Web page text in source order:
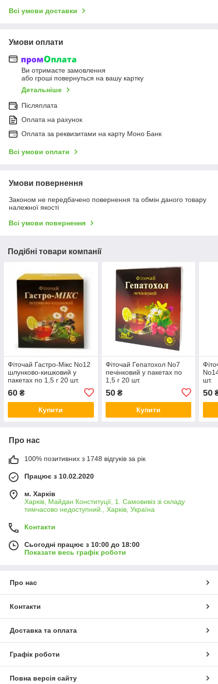
Всі умови доставки
Умови оплати
Ви отримаєте замовлення
або гроші повернуться на вашу картку
Детальніше
Післяплата
Оплата на рахунок
Оплата за реквизитами на карту Моно Банк
Всі умови оплати
Умови повернення
Законом не передбачено повернення та обмін даного товару
належної якості
Всі умови повернення
Подібні товари компанії
Фіточай Гастро-Мікс No12
шлунково-кишковий у
пакетах по 1,5 г 20 шт.
60 ₴
Купити
Фіточай Гепатохол No7
печінковий у пакетах по
1,5 г 20 шт.
50₴
Купити
шт.
50
Про нас
100% позитивних з 1748 відгуків за рік
Працює з 10.02.2020
м. Харків
Харків, Майдан Конституції, 1. Самовивіз зі складу
тимчасово недоступний., Харків, Україна
Контакти
Сьогодні працює з 10:00 до 18:00
Показати весь графік роботи
Про нас
Контакти
Доставка та оплата
Графік роботи
Повна версія сайту